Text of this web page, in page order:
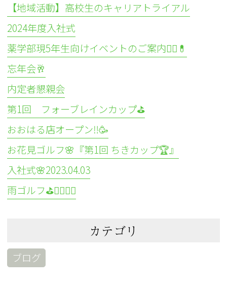
【地域活動】高校生のキャリアトライアル
2024年度入社式
薬学部現5年生向けイベントのご案内👩‍⚕️💊
忘年会🥂
内定者懇親会
第1回 フォーブレインカップ⛳
おおはる店オープン‼️🥳
お花見ゴルフ🌸『第1回 ちきカップ🏆』
入社式🌸2023.04.03
雨ゴルフ⛳🏌️‍♀️🏌️‍♂️
カテゴリ
ブログ